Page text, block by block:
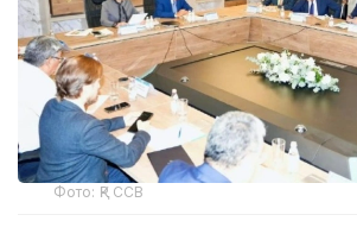
Фото: ҚР ССВ